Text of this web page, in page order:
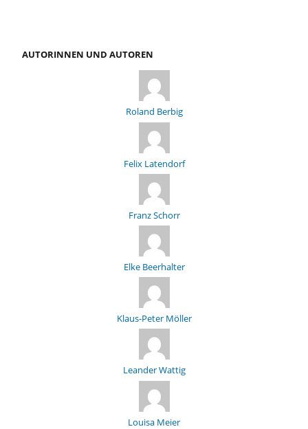
AUTORINNEN UND AUTOREN
Roland Berbig
Felix Latendorf
Franz Schorr
Elke Beerhalter
Klaus-Peter Möller
Leander Wattig
Louisa Meier